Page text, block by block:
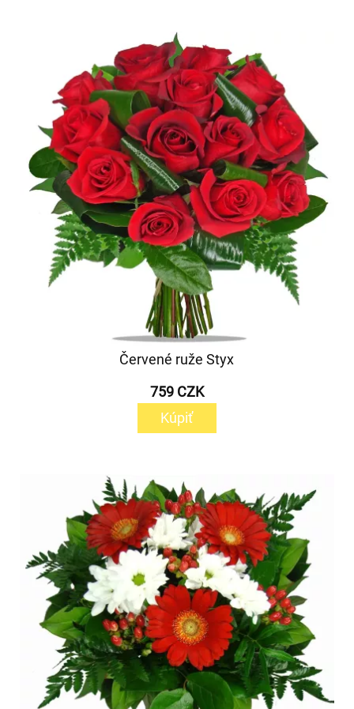
Červené ruže Styx
759 CZK
Kúpiť